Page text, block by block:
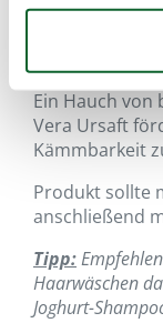
Artikel-Nr.:11230 ,
Bei
Waschkraft
Ein Hauch von
Vera Ursaft
Kämmbarkeit
Produkt sollte
anschließend
Tipp:
Haarwäschen
Joghurt-